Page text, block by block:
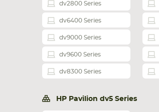
dv2800 Series
dv6400 Series
dv9000 Series
dv9600 Series
dv8300 Series
HP Pavilion dv5 Series